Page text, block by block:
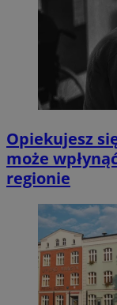
Opiekujesz
może
regionie